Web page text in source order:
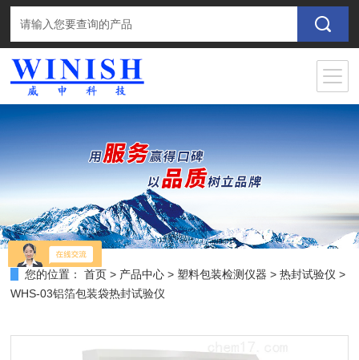
您的位置： 首页 > 产品中心 > 塑料包装检测仪器 >热封试验仪 >
WHS-03铝箔包装袋热封试验仪